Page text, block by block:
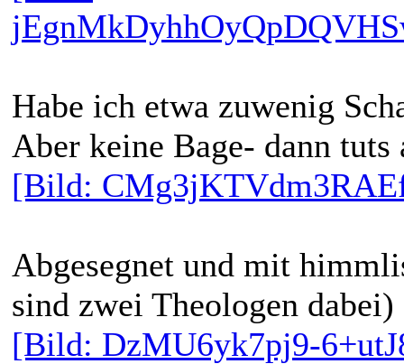
Habe ich etwa zuwenig
Aber keine Bage- dann tuts
[Bild:
Abgesegnet und mit
sind zwei Theologen
[Bild: DzMU6yk7pj9-